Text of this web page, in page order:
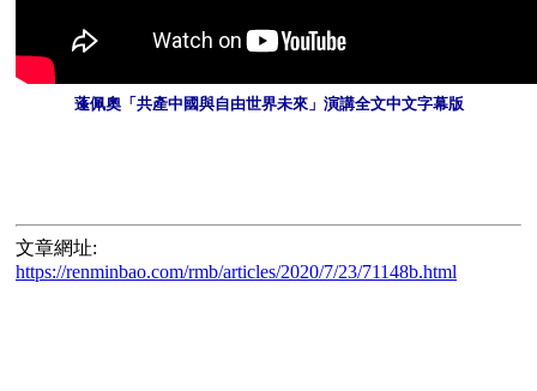
蓬佩奧「共產中國與自由世界未來」演講全文中文字幕版
文章網址:
https://renminbao.com/rmb/articles/2020/7/23/71148b.html